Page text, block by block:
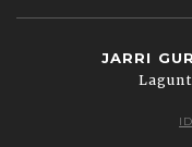
JARRI